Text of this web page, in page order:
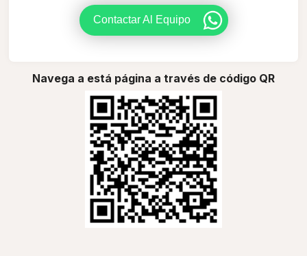
Contactar Al Equipo
Navega a está página a través de código QR